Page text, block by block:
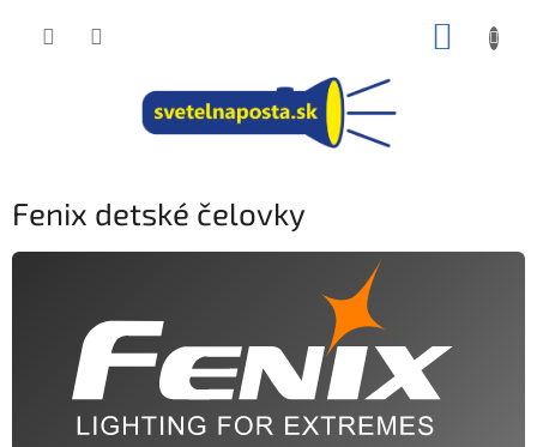
Fenix detské čelovky